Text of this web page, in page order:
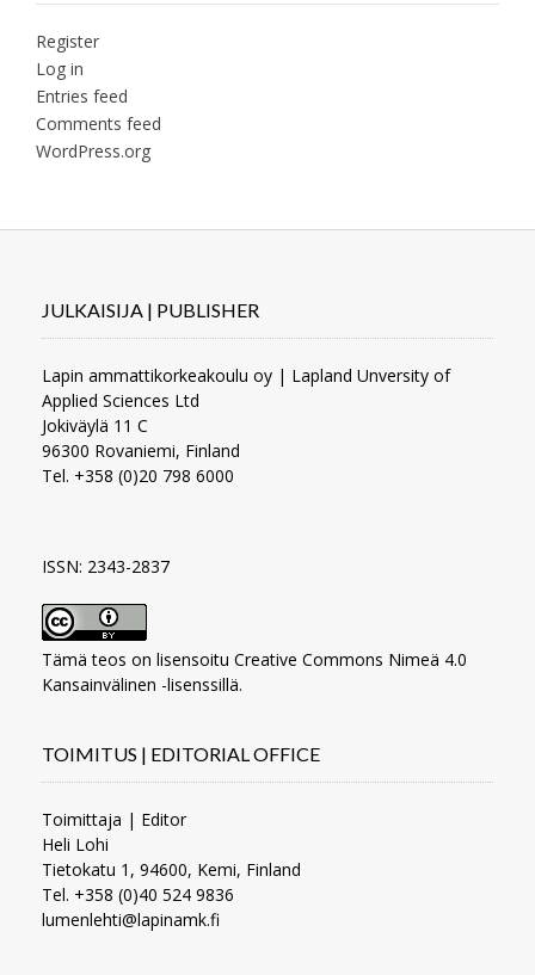
Register
Log in
Entries feed
Comments feed
WordPress.org
JULKAISIJA | PUBLISHER
Lapin ammattikorkeakoulu oy | Lapland Unversity of
Applied Sciences Ltd
Jokiväylä 11 C
96300 Rovaniemi, Finland
Tel. +358 (0)20 798 6000
ISSN: 2343-2837
Tämä teos on lisensoitu Creative Commons Nimeä 4.0
Kansainvälinen -lisenssillä.
TOIMITUS | EDITORIAL OFFICE
Toimittaja | Editor
Heli Lohi
Tietokatu 1, 94600, Kemi, Finland
Tel. +358 (0)40 524 9836
lumenlehti@lapinamk.fi